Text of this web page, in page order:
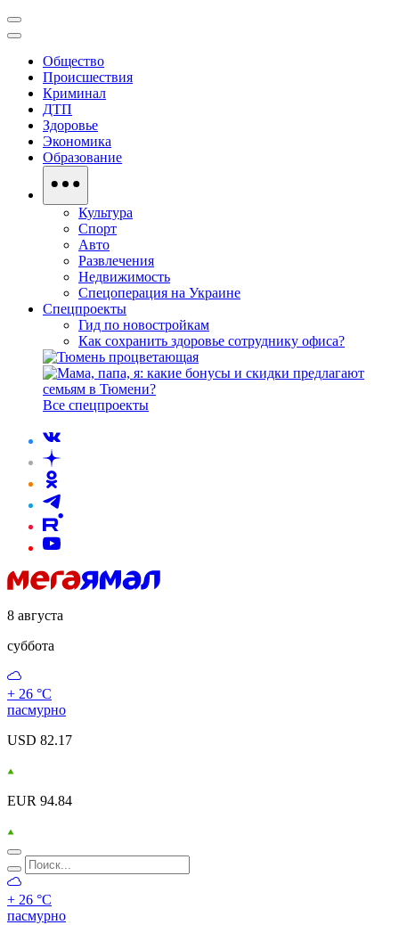
Общество
Происшествия
Криминал
ДТП
Здоровье
Экономика
Образование
Культура
Спорт
Авто
Развлечения
Недвижимость
Спецоперация на Украине
Спецпроекты
Гид по новостройкам
Как сохранить здоровье сотруднику офиса?
Все спецпроекты
8 августа
суббота
+ 26 °С
пасмурно
USD 82.17
EUR 94.84
+ 26 °С
пасмурно